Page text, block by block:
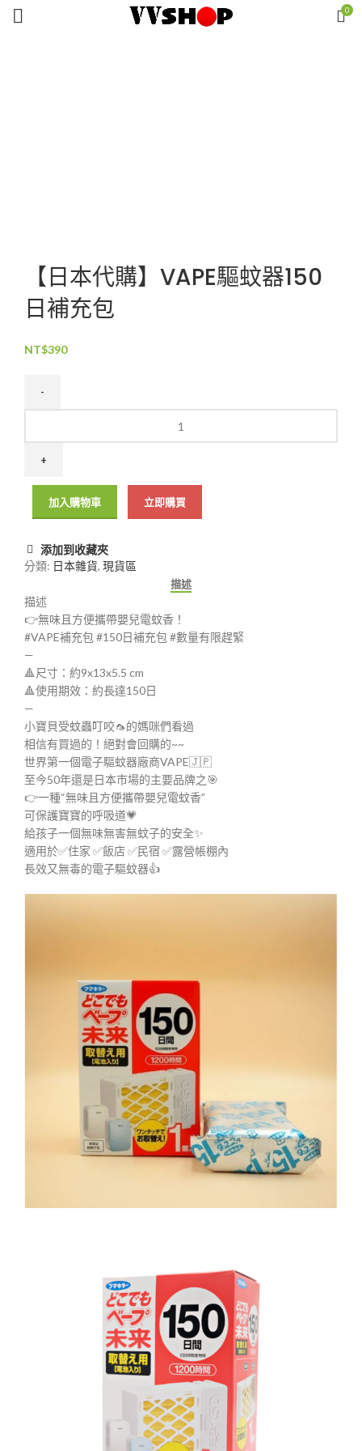
0
【日本代購】VAPE驅蚊器150
日補充包
NT$390
加入購物車 立即購買
添加到收藏夾
分類: 日本雜貨, 現貨區
描述
描述
👉無味且方便攜帶嬰兒電蚊香！
#VAPE補充包 #150日補充包 #數量有限趕緊
—
🔺尺寸：約9x13x5.5 cm
🔺使用期效：約長達150日
—
小寶貝受蚊蟲叮咬🦟的媽咪們看過
相信有買過的！絕對會回購的~~
世界第一個電子驅蚊器廠商VAPE🇯🇵
至今50年還是日本市場的主要品牌之🎯
👉一種“無味且方便攜帶嬰兒電蚊香”
可保護寶寶的呼吸道💗
給孩子一個無味無害無蚊子的安全✨
適用於✅住家 ✅飯店 ✅民宿 ✅露營帳棚內
長效又無毒的電子驅蚊器👍